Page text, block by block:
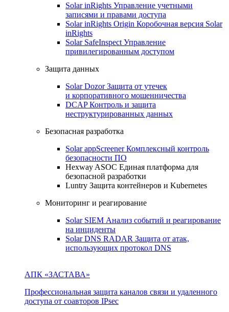
Solar inRights Управление учетными
записями и правами доступа
Solar inRights Origin Коробочная версия Solar
inRights
Solar SafeInspect Управление
привилегированным доступом
Защита данных
Solar DozorЗащита от утечек
и корпоративного мошенничества
DCAPКонтроль и защита
неструктурированных данных
Безопасная разработка
Solar appScreenerКомплексный контроль
безопасности ПО
Hexway ASOC Единая платформа для
безопасной разработки
Luntry Защита контейнеров и Kubernetes
Мониторинг и реагирование
Solar SIEM Анализ событий и реагирование
на инциденты
Solar DNS RADAR Защита от атак,
использующих протокол DNS
АПК «ЗАСТАВА»
Профессиональная защита каналов связи и удаленного
доступа от соавторов IPsec